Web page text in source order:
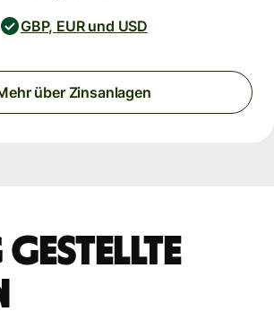
GBP, EUR und USD
über Zinsanlagen
gestellte